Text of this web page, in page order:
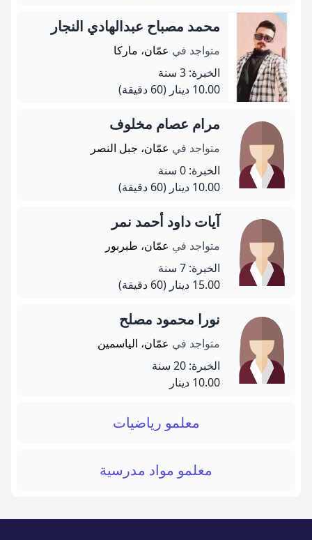
محمد مصباح عبدالهادي النجار
متواجد في عمّان، ماركا
الخبرة: 3 سنة
10.00 دينار
(60 دقيقة)
مرام عصام مخلوف
متواجد في عمّان، جبل النصر
الخبرة: 0 سنة
10.00 دينار
(60 دقيقة)
آيات داود أحمد نمر
متواجد في عمّان، طبربور
الخبرة: 7 سنة
15.00 دينار
(60 دقيقة)
نورا محمود مصلح
متواجد في عمّان، الياسمين
الخبرة: 20 سنة
10.00 دينار
معلمو رياضيات
معلمو مواد مدرسية